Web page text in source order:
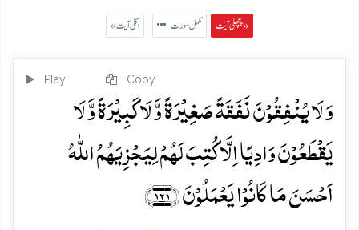
پچھلی آیت » مکمل سورت « اگلی آیت
Play Copy
وَ لَا یُنۡفِقُوۡنَ نَفَقَۃً صَغِیۡرَۃً وَّ لَا کَبِیۡرَۃً وَّ لَا
یَقۡطَعُوۡنَ وَادِیًا اِلَّا کُتِبَ لَہُمۡ لِیَجۡزِیَہُمُ اللّٰہُ
اَحۡسَنَ مَا کَانُوۡا یَعۡمَلُوۡنَ ﴿۱۲۱﴾